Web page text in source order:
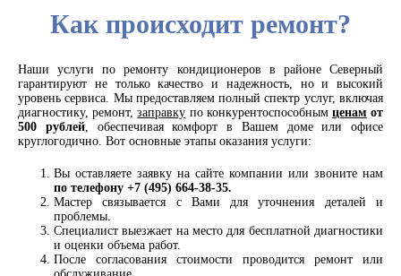
Как происходит ремонт?
Наши услуги по ремонту кондиционеров в районе Северный
гарантируют не только качество и надежность, но и высокий
уровень сервиса. Мы предоставляем полный спектр услуг, включая
диагностику, ремонт,заправку по конкурентоспособным ценам от
500 рублей, обеспечивая комфорт в Вашем доме или офисе
круглогодично. Вот основные этапы оказания услуги:
Вы оставляете заявку на сайте компании или звоните нам
по телефону +7 (495) 664-38-35.
Мастер связывается с Вами для уточнения деталей и
проблемы.
Специалист выезжает на место для бесплатной диагностики
и оценки объема работ.
После согласования стоимости проводится ремонт или